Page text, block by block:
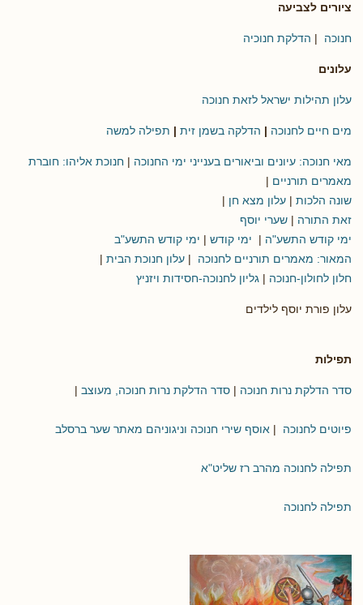
ציורים לצביעה
חנוכה | הדלקת חנוכיה
עלונים
עלון תהילות ישראל לזאת חנוכה
מים חיים לחנוכה | הדלקה בשמן זית | תפילה למשה
מאי חנוכה: עיונים וביאורים בענייני ימי החנוכה | חנוכת אליהו: חוברת
מאמרים תורניים |
שונה הלכות | עלון מצא חן |
זאת התורה | שערי יוסף
ימי קודש התשע"ה | ימי קודש | ימי קודש התשע"ב
המאור: מאמרים תורניים לחנוכה | עלון חנוכת הבית |
חלון לחולון-חנוכה | גליון לחנוכה-חסידות ויזניץ
עלון פורת יוסף לילדים
תפילות
סדר הדלקת נרות חנוכה | סדר הדלקת נרות חנוכה, מעוצב |
פיוטים לחנוכה | אוסף שירי חנוכה וניגוניהם מאתר שער ברסלב
תפילה לחנוכה מהרב רז שליט"א
תפילה לחנוכה